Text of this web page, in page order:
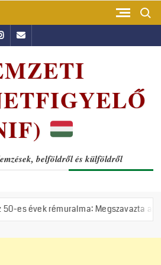
Instagram
Email
belföldről és külföldről
Megszavazta az országgyűlés